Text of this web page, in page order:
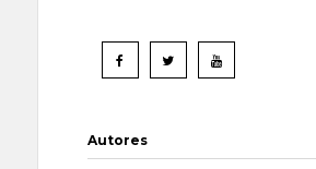
Autores